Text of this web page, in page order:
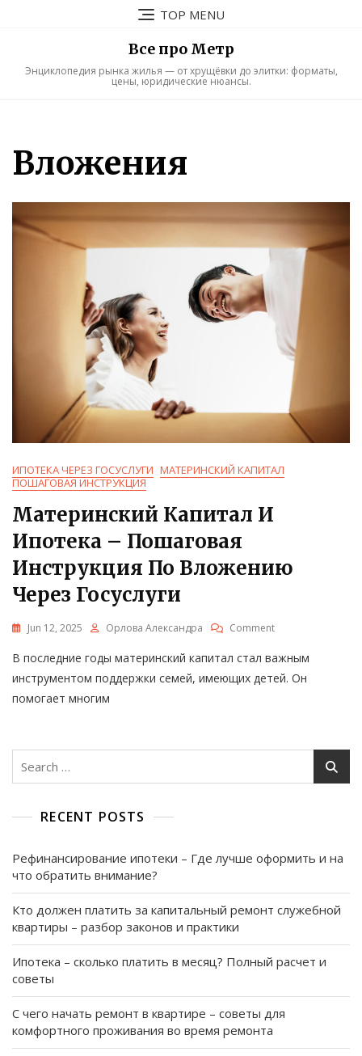
TOP MENU
Все про Метр
Энциклопедия рынка жилья — от хрущёвки до элитки: форматы,
цены, юридические нюансы.
Вложения
ИПОТЕКА ЧЕРЕЗ ГОСУСЛУГИ МАТЕРИНСКИЙ КАПИТАЛ
ПОШАГОВАЯ ИНСТРУКЦИЯ
Материнский Капитал И
Ипотека – Пошаговая
Инструкция По Вложению
Через Госуслуги
Jun 12, 2025 Орлова Александра CommentOn
Капитал
И
По
Вложению
Через
В последние годы материнский капитал стал важным
инструментом поддержки семей, имеющих детей. Он
помогает многим
Search
RECENT POSTS
Рефинансирование ипотеки – Где лучше оформить и на
что обратить внимание?
Кто должен платить за капитальный ремонт служебной
квартиры – разбор законов и практики
Ипотека – сколько платить в месяц? Полный расчет и
советы
С чего начать ремонт в квартире – советы для
комфортного проживания во время ремонта